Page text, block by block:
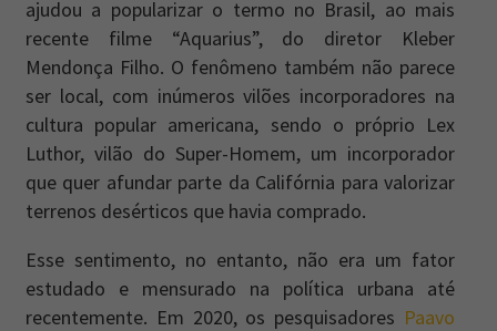
ajudou a popularizar o termo no Brasil, ao mais
recente filme “Aquarius”, do diretor Kleber
Mendonça Filho. O fenômeno também não parece
ser local, com inúmeros vilões incorporadores na
cultura popular americana, sendo o próprio Lex
Luthor, vilão do Super-Homem, um incorporador
que quer afundar parte da Califórnia para valorizar
terrenos desérticos que havia comprado.
Esse sentimento, no entanto, não era um fator
estudado e mensurado na política urbana até
recentemente. Em 2020, os pesquisadores Paavo